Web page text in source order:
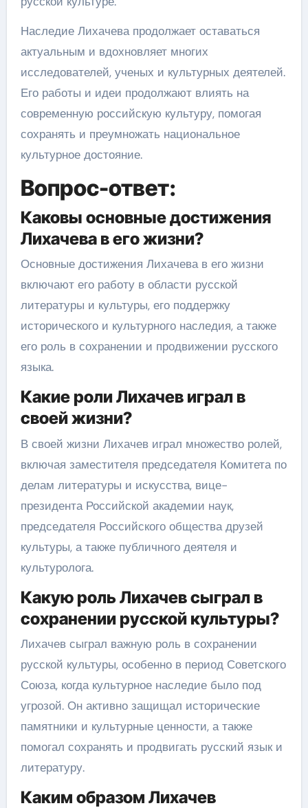
Наследие Лихачева продолжает оставаться
актуальным и вдохновляет многих
исследователей, ученых и культурных деятелей.
Его работы и идеи продолжают влиять на
современную российскую культуру, помогая
сохранять и преумножать национальное
культурное достояние.
Вопрос-ответ:
Каковы основные достижения
Лихачева в его жизни?
Основные достижения Лихачева в его жизни
включают его работу в области русской
литературы и культуры, его поддержку
исторического и культурного наследия, а также
его роль в сохранении и продвижении русского
языка.
Какие роли Лихачев играл в
своей жизни?
В своей жизни Лихачев играл множество ролей,
включая заместителя председателя Комитета по
делам литературы и искусства, вице-
президента Российской академии наук,
председателя Российского общества друзей
культуры, а также публичного деятеля и
культуролога.
Какую роль Лихачев сыграл в
сохранении русской культуры?
Лихачев сыграл важную роль в сохранении
русской культуры, особенно в период Советского
Союза, когда культурное наследие было под
угрозой. Он активно защищал исторические
памятники и культурные ценности, а также
помогал сохранять и продвигать русский язык и
литературу.
Каким образом Лихачев